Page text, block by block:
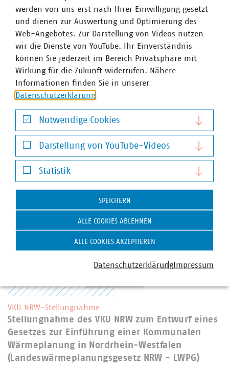
VKU NRW-Stellungnahme
Stellungnahme des VKU NRW zum Entwurf der
Landesregierung für ein Gesetz über die
Feststellung des Haushaltsplans des Landes
NRW für das Haushaltsjahr 2025
PDF Download
VKU NRW-Stellungnahme
Stellungnahme des VKU NRW zum Entwurf eines
Gesetzes zur Einführung einer Kommunalen
Wärmeplanung in Nordrhein-Westfalen
(Landeswärmeplanungsgesetz NRW - LWPG)
werden von uns erst nach Ihrer Einwilligung gesetzt
und dienen zur Auswertung und Optimierung des
Web-Angebotes. Zur Darstellung von Videos nutzen
wir die Dienste von YouTube. Ihr Einverständnis
können Sie jederzeit im Bereich Privatsphäre mit
Wirkung für die Zukunft widerrufen. Nähere
Informationen finden Sie in unserer
Datenschutzerklärung.
Notwendige Cookies
Notwendige Cookies
Darstellung von YouTube-Videos
Darstellung von YouTube-Videos
Statistik
Statistik
SPEICHERN
ALLE COOKIES ABLEHNEN
ALLE COOKIES AKZEPTIEREN
DatenschutzerklärungImpressum